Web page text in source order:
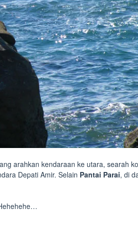
arahkan kendaraan ke utara, searah
Depati Amir. Selain Pantai Parai, di